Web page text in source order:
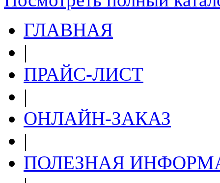
ГЛАВНАЯ
|
ПРАЙС-ЛИСТ
|
ОНЛАЙН-ЗАКАЗ
|
ПОЛЕЗНАЯ